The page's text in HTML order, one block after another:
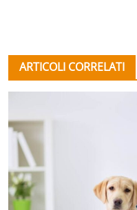
ARTICOLI CORRELATI